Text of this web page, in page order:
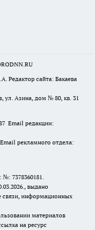
Редактор сайта: Бакаева
ул. Азина, дом № 80, кв. 31
Email редакции:
рекламного отдела:
7378360181.
выдано
связи, информационных
материалов
на ресурс